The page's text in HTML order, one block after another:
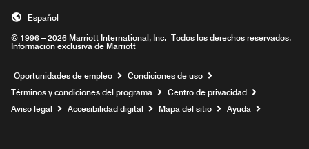
© 1996 – 2026 Marriott International, Inc. Todos los derechos reservados.
Información exclusiva de Marriott
Español
Oportunidades de empleo Abre una ventana nueva
Condiciones de uso
Términos y condiciones del programa
Centro de privacidad
Aviso legal
Accesibilidad digital Mapa del sitio Ayuda